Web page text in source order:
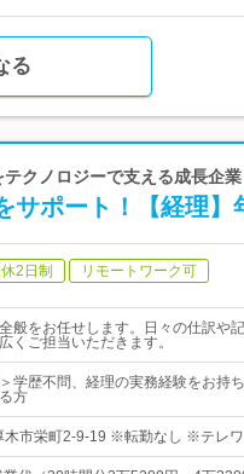
る
クノロジーで支える成長企業
サポート！【経理】
2日制 リモートワーク可
般をお任せします。日々の仕訳や
くご担当いただきます。
学歴不問、経理の実務経験をお持
方
木市栄町2-9-19 ※転勤なし ※テレ